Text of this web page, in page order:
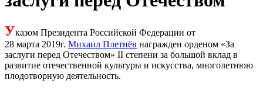
Указом Президента Российской Федерации от
28 марта 2019г. Михаил Плетнёв награжден орденом «За
заслуги перед Отечеством» II степени за большой вклад в
развитие отечественной культуры и искусства, многолетнюю
плодотворную деятельность.